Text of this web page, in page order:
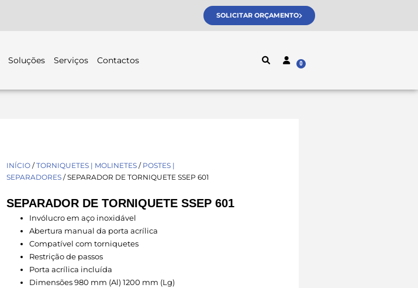
SOLICITAR ORÇAMENTO
Soluções Serviços Contactos
INÍCIO /TORNIQUETES | MOLINETES / POSTES |
SEPARADORES / SEPARADOR DE TORNIQUETE SSEP 601
SEPARADOR DE TORNIQUETE SSEP 601
Invólucro em aço inoxidável
Abertura manual da porta acrílica
Compatível com torniquetes
Restrição de passos
Porta acrílica incluída
Dimensões 980 mm (Al) 1200 mm (Lg)